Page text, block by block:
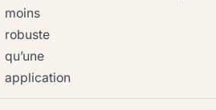
moins
robuste
qu’une
application